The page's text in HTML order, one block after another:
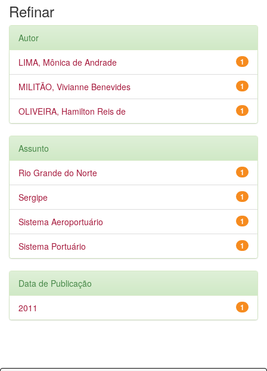
Refinar
Autor
1
LIMA, Mônica de Andrade
1
MILITÃO, Vivianne Benevides
1
OLIVEIRA, Hamilton Reis de
Assunto
1
Rio Grande do Norte
1
Sergipe
1
Sistema Aeroportuário
1
Sistema Portuário
Data de Publicação
1
2011